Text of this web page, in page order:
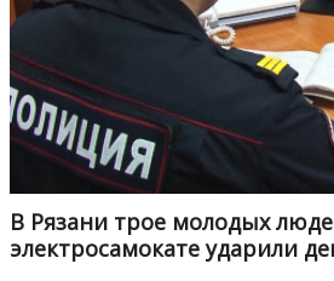
В Рязани трое молодых
электросамокате ударили